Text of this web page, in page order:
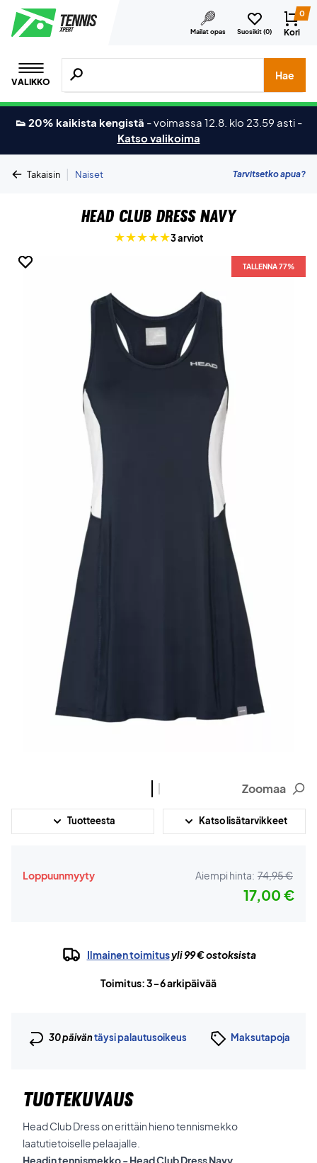
Mailat opas Suosikit (0)
0
Kori
VALIKKO
Hae tuotteita, merkkejä jne.
Hae
👟 20% kaikista kengistä -voimassa 12.8. klo 23.59 asti -
Katso valikoima
Takaisin | Naiset Tarvitsetko apua?
Head Club Dress Navy
3 arviot
TALLENNA 77%
TALLENNA 77%
Zoomaa
Tuotteesta Katso lisätarvikkeet
Loppuunmyyty Aiempi hinta: 74,95 €
17,00 €
Ilmainen toimitusyli 99 € ostoksista
Toimitus: 3-6 arkipäivää
30 päiväntäysi palautusoikeus Maksutapoja
TUOTEKUVAUS
Head Club Dress on erittäin hieno tennismekko
laatutietoiselle pelaajalle.
Headin tennismekko - Head Club Dress Navy